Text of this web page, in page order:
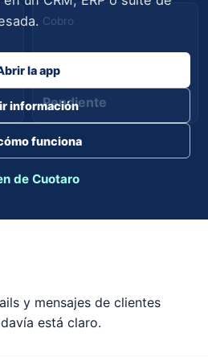
Cobro
Pendiente
la app
información
funciona
de Cuotaro
y mensajes de clientes
está claro.